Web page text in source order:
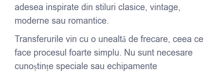
adesea inspirate din stiluri clasice, vintage,
moderne sau romantice.
Transferurile vin cu o unealtă de frecare, ceea ce
face procesul foarte simplu. Nu sunt necesare
cunoștințe speciale sau echipamente